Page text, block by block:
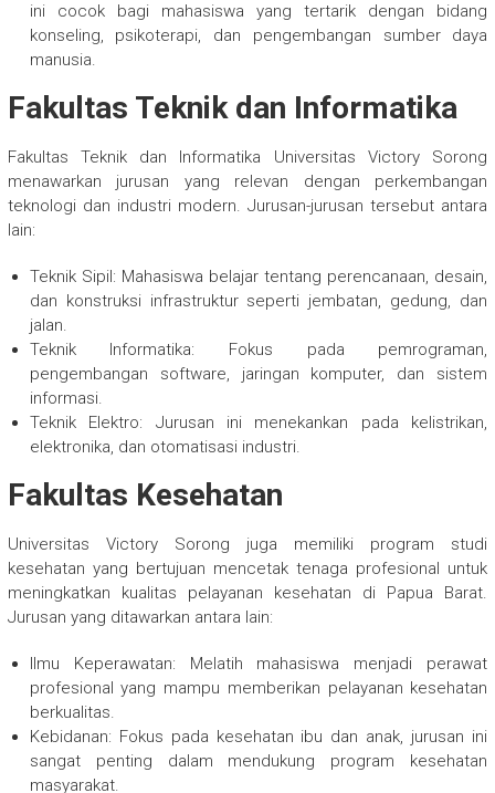
ini cocok bagi mahasiswa yang tertarik dengan bidang
konseling, psikoterapi, dan pengembangan sumber daya
manusia.
Fakultas Teknik dan Informatika
Fakultas Teknik dan Informatika Universitas Victory Sorong
menawarkan jurusan yang relevan dengan perkembangan
teknologi dan industri modern. Jurusan-jurusan tersebut antara
lain:
Teknik Sipil: Mahasiswa belajar tentang perencanaan, desain,
dan konstruksi infrastruktur seperti jembatan, gedung, dan
jalan.
Teknik Informatika: Fokus pada pemrograman,
pengembangan software, jaringan komputer, dan sistem
informasi.
Teknik Elektro: Jurusan ini menekankan pada kelistrikan,
elektronika, dan otomatisasi industri.
Fakultas Kesehatan
Universitas Victory Sorong juga memiliki program studi
kesehatan yang bertujuan mencetak tenaga profesional untuk
meningkatkan kualitas pelayanan kesehatan di Papua Barat.
Jurusan yang ditawarkan antara lain:
Ilmu Keperawatan: Melatih mahasiswa menjadi perawat
profesional yang mampu memberikan pelayanan kesehatan
berkualitas.
Kebidanan: Fokus pada kesehatan ibu dan anak, jurusan ini
sangat penting dalam mendukung program kesehatan
masyarakat.